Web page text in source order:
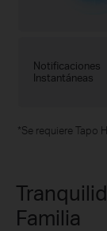
Notificaciones
Instantáneas
*Se requiere Tapo
Familia